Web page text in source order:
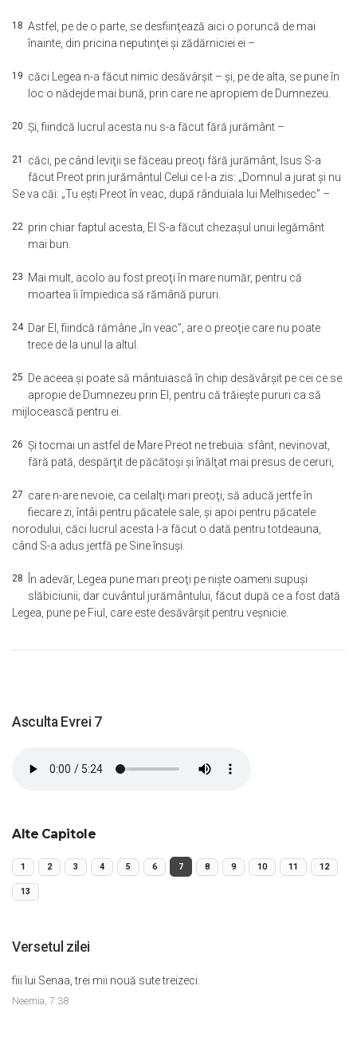
18 Astfel, pe de o parte, se desfiinţează aici o poruncă de mai
înainte, din pricina neputinţei şi zădărniciei ei –
19 căci Legea n-a făcut nimic desăvârşit – şi, pe de alta, se pune în
loc o nădejde mai bună, prin care ne apropiem de Dumnezeu.
20 Şi, fiindcă lucrul acesta nu s-a făcut fără jurământ –
21 căci, pe când leviţii se făceau preoţi fără jurământ, Isus S-a
făcut Preot prin jurământul Celui ce I-a zis: „Domnul a jurat şi nu
Se va căi: „Tu eşti Preot în veac, după rânduiala lui Melhisedec” –
22 prin chiar faptul acesta, El S-a făcut chezaşul unui legământ
mai bun.
23 Mai mult, acolo au fost preoţi în mare număr, pentru că
moartea îi împiedica să rămână pururi.
24 Dar El, fiindcă rămâne „în veac”, are o preoţie care nu poate
trece de la unul la altul.
25 De aceea şi poate să mântuiască în chip desăvârşit pe cei ce se
apropie de Dumnezeu prin El, pentru că trăieşte pururi ca să
mijlocească pentru ei.
26 Şi tocmai un astfel de Mare Preot ne trebuia: sfânt, nevinovat,
fără pată, despărţit de păcătoşi şi înălţat mai presus de ceruri,
27 care n-are nevoie, ca ceilalţi mari preoţi, să aducă jertfe în
fiecare zi, întâi pentru păcatele sale, şi apoi pentru păcatele
norodului, căci lucrul acesta l-a făcut o dată pentru totdeauna,
când S-a adus jertfă pe Sine însuşi.
28
În adevăr, Legea pune mari preoţi pe nişte oameni supuşi
slăbiciunii; dar cuvântul jurământului, făcut după ce a fost dată
Legea, pune pe Fiul, care este desăvârşit pentru veşnicie.
Asculta Evrei 7
Alte Capitole
1 2 3 4 5 6 7 8 9 10 11 12
13
Versetul zilei
fiii lui Senaa, trei mii nouă sute treizeci.
Neemia, 7:38